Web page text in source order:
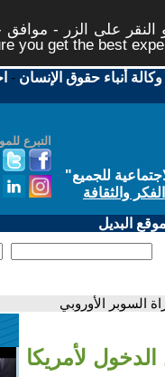
على الزر -
you get the best
وكالة أنباء حقوق الإنسان -
التبرع
للجميع"
والثقافة
البديل
السوبر الأوروبي
لأمريكا